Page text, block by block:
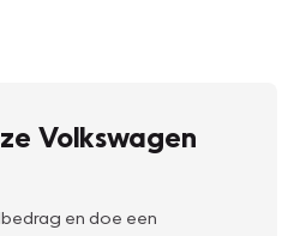
Volkswagen
en doe een